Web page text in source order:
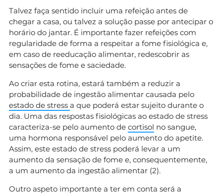
Talvez faça sentido incluir uma refeição antes de
chegar a casa, ou talvez a solução passe por antecipar o
horário do jantar. É importante fazer refeições com
regularidade de forma a respeitar a fome fisiológica e,
em caso de reeducação alimentar, redescobrir as
sensações de fome e saciedade.
Ao criar esta rotina, estará também a reduzir a
probabilidade de ingestão alimentar causada pelo
estado de stress a que poderá estar sujeito durante o
dia. Uma das respostas fisiológicas ao estado de stress
caracteriza-se pelo aumento de cortisol no sangue,
uma hormona responsável pelo aumento do apetite.
Assim, este estado de stress poderá levar a um
aumento da sensação de fome e, consequentemente,
a um aumento da ingestão alimentar (2).
Outro aspeto importante a ter em conta será a